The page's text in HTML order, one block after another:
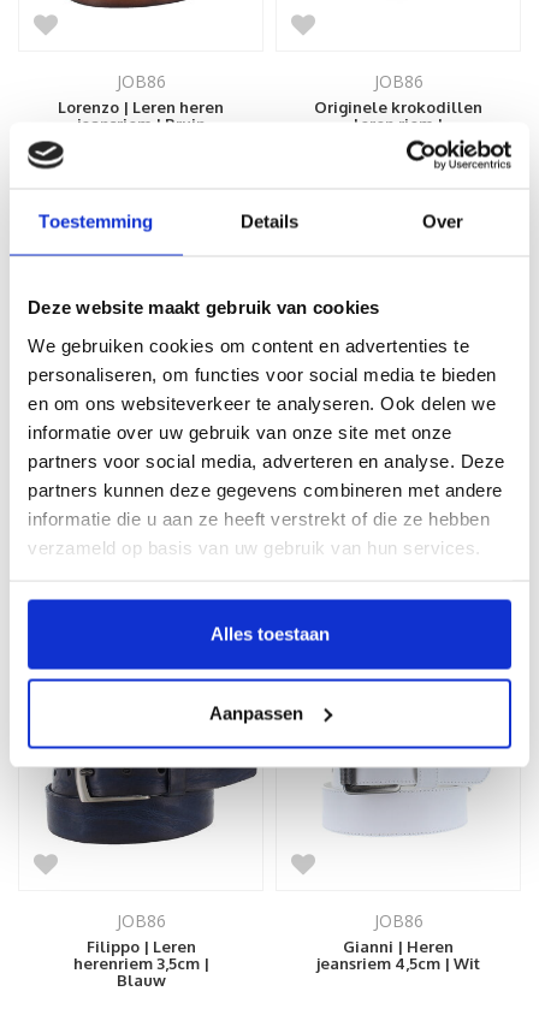
Toestemming Details Over
Deze website maakt gebruik van cookies
We gebruiken cookies om content en advertenties te
personaliseren, om functies voor social media te bieden
en om ons websiteverkeer te analyseren. Ook delen we
informatie over uw gebruik van onze site met onze
partners voor social media, adverteren en analyse. Deze
partners kunnen deze gegevens combineren met andere
informatie die u aan ze heeft verstrekt of die ze hebben
verzameld op basis van uw gebruik van hun services.
Alles toestaan
Aanpassen
JOB86
Lorenzo | Leren heren
jeansriem | Bruin
JOB86
Originele krokodillen
leren riem |
Donkerbruin
JOB86
Filippo | Leren
herenriem 3,5cm | Zwart
49,99
JOB86
Originele krokodillen
leren riem | Grijs
449,99
JOB86
Filippo | Leren
herenriem 3,5cm |
Blauw
JOB86
Gianni | Heren
jeansriem 4,5cm | Wit